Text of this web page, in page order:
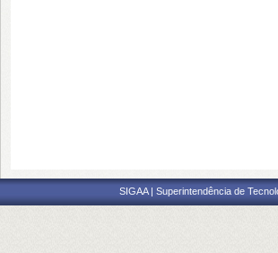
SIGAA | Superintendência de